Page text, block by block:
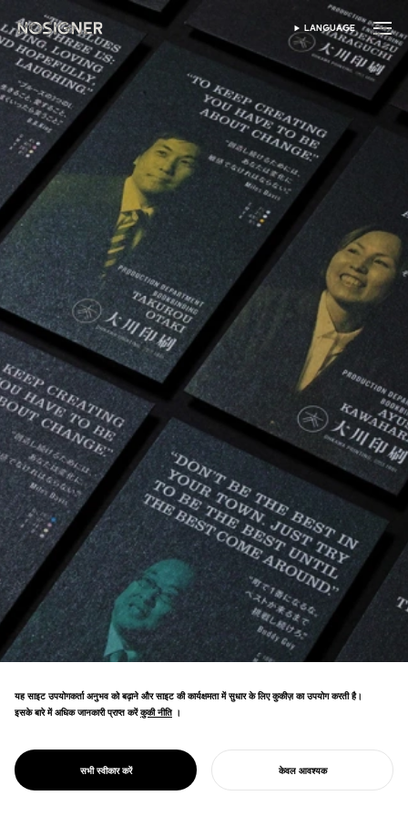
होम भाषा चुनें
LANGUAGE
PROJECT
ओहकावा प्रिंटिंग
स्थायी प्रिंटिंग का "GREEN PRINTING" के रूप में
रीब्रांड जापान की अग्रणी SDGs पहल बन गया है।
यह साइट उपयोगकर्ता अनुभव को बढ़ाने और साइट की कार्यक्षमता में सुधार के लिए कुकीज़ का उपयोग करती है।
इसके बारे में अधिक जानकारी प्राप्त करें कुकी नीति
कुकी नीति ।
सभी स्वीकार करें केवल आवश्यक